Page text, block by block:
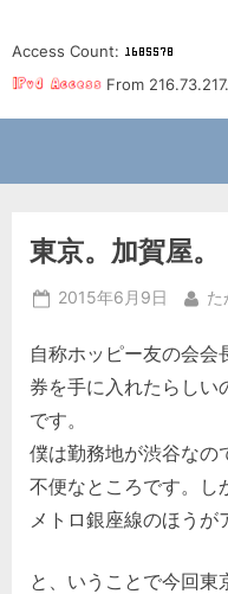
Access Count:
From
東京。加賀屋。
Posted
2015年6月9日 By
た
自称ホッピー友の会
券を手に入れたらしい
です。
僕は勤務地が渋谷なの
不便なところです。し
メトロ銀座線のほうが
と、いうことで今回東